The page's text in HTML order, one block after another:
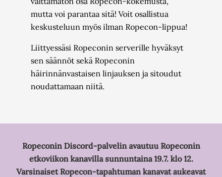
mutta voi parantaa sitä! Voit osallistua
keskusteluun myös ilman Ropecon-lippua!
Liittyessäsi Ropeconin serverille hyväksyt
sen säännöt sekä Ropeconin
häirinnänvastaisen linjauksen ja sitoudut
noudattamaan niitä.
Ropeconin Discord-palvelin avautuu Ropeconin
etkoviikon kanavilla sunnuntaina 19.7. klo 12.
Varsinaiset Ropecon-tapahtuman kanavat aukeavat